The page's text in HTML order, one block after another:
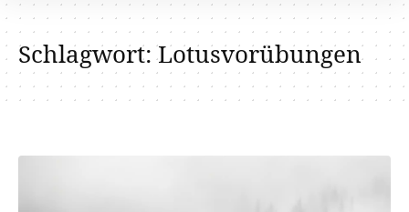
Schlagwort:Lotusvorübungen